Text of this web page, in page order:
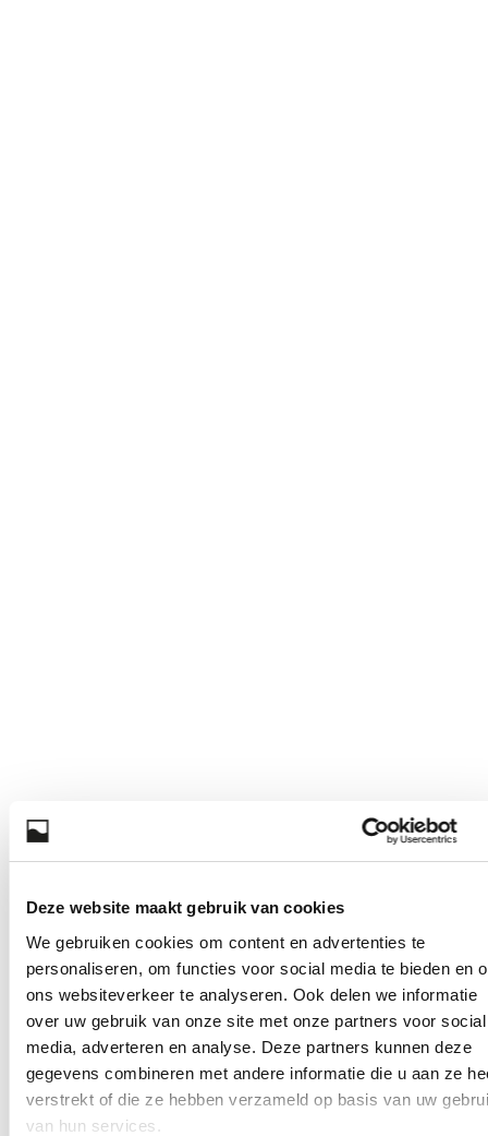
Deze website maakt gebruik van cookies
We gebruiken cookies om content en advertenties te
personaliseren, om functies voor social media te bieden en
ons websiteverkeer te analyseren. Ook delen we informatie
over uw gebruik van onze site met onze partners voor social
media, adverteren en analyse. Deze partners kunnen deze
gegevens combineren met andere informatie die u aan ze
verstrekt of die ze hebben verzameld op basis van uw
van hun services.